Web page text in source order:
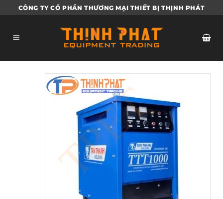
qua
dung
CÔNG TY CỔ PHẦN THƯƠNG MẠI THIẾT BỊ THỊNH PHÁT